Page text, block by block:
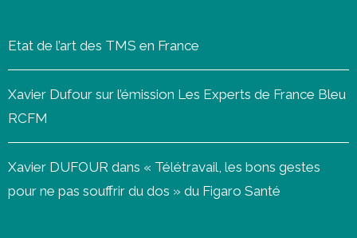
Etat de l’art des TMS en France
Xavier Dufour sur l’émission Les Experts de France Bleu
RCFM
Xavier DUFOUR dans « Télétravail, les bons gestes
pour ne pas souffrir du dos » du Figaro Santé